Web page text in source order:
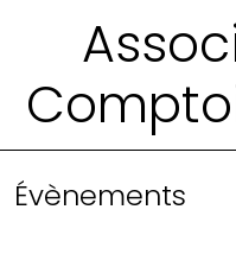
Évènements
4 h 00 min